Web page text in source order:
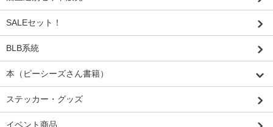
SALEセット！
BLB系統
本（ピーシーズさん書籍）
ステッカー・グッズ
イベント商品